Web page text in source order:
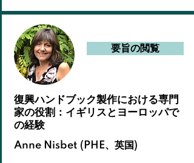
要旨の閲覧
復興ハンドブック製作における専門
家の役割：イギリスとヨーロッパで
の経験
Anne Nisbet (PHE、英国)